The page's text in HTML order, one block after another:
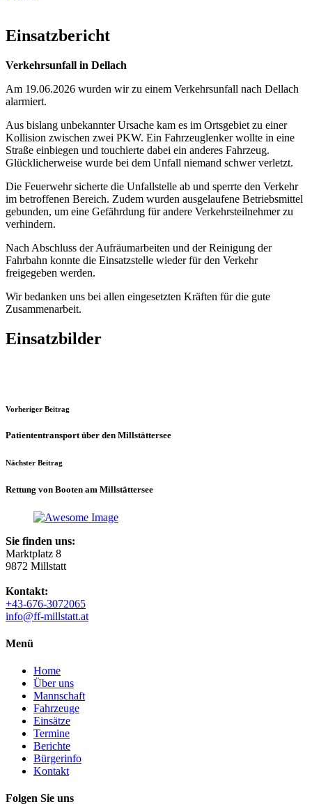
Einsatzbericht
Verkehrsunfall in Dellach
Am 19.06.2026 wurden wir zu einem Verkehrsunfall nach Dellach
alarmiert.
Aus bislang unbekannter Ursache kam es im Ortsgebiet zu einer
Kollision zwischen zwei PKW. Ein Fahrzeuglenker wollte in eine
Straße einbiegen und touchierte dabei ein anderes Fahrzeug.
Glücklicherweise wurde bei dem Unfall niemand schwer verletzt.
Die Feuerwehr sicherte die Unfallstelle ab und sperrte den Verkehr
im betroffenen Bereich. Zudem wurden ausgelaufene Betriebsmittel
gebunden, um eine Gefährdung für andere Verkehrsteilnehmer zu
verhindern.
Nach Abschluss der Aufräumarbeiten und der Reinigung der
Fahrbahn konnte die Einsatzstelle wieder für den Verkehr
freigegeben werden.
Wir bedanken uns bei allen eingesetzten Kräften für die gute
Zusammenarbeit.
Einsatzbilder
Vorheriger Beitrag
Patiententransport über den Millstättersee
Nächster Beitrag
Rettung von Booten am Millstättersee
Sie finden uns:
Marktplatz 8
9872 Millstatt
Kontakt:
+43-676-3072065
info@ff-millstatt.at
Menü
Home
Über uns
Mannschaft
Fahrzeuge
Einsätze
Termine
Berichte
Bürgerinfo
Kontakt
Folgen Sie uns